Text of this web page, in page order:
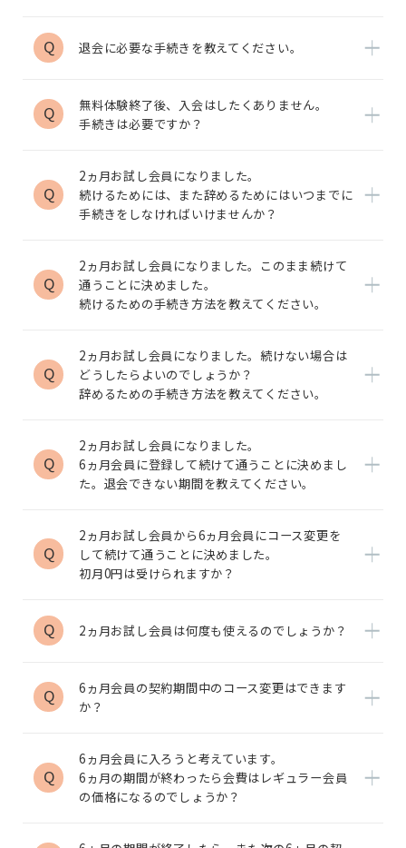
Q 退会に必要な手続きを教えてください。
Q
無料体験終了後、入会はしたくありません。
手続きは必要ですか？
Q
2ヵ月お試し会員になりました。
続けるためには、また辞めるためにはいつまでに
手続きをしなければいけませんか？
Q
2ヵ月お試し会員になりました。このまま続けて
通うことに決めました。
続けるための手続き方法を教えてください。
Q
2ヵ月お試し会員になりました。続けない場合は
どうしたらよいのでしょうか？
辞めるための手続き方法を教えてください。
Q
2ヵ月お試し会員になりました。
6ヵ月会員に登録して続けて通うことに決めまし
た。退会できない期間を教えてください。
Q
2ヵ月お試し会員から6ヵ月会員にコース変更を
して続けて通うことに決めました。
初月0円は受けられますか？
Q 2ヵ月お試し会員は何度も使えるのでしょうか？
Q
6ヵ月会員の契約期間中のコース変更はできます
か？
Q
6ヵ月会員に入ろうと考えています。
6ヵ月の期間が終わったら会費はレギュラー会員
の価格になるのでしょうか？